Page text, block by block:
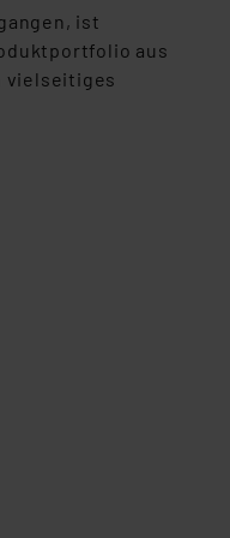
ist
aus
vielseitiges